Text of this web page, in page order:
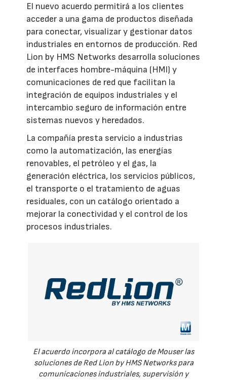
El nuevo acuerdo permitirá a los clientes
acceder a una gama de productos diseñada
para conectar, visualizar y gestionar datos
industriales en entornos de producción. Red
Lion by HMS Networks desarrolla soluciones
de interfaces hombre-máquina (HMI) y
comunicaciones de red que facilitan la
integración de equipos industriales y el
intercambio seguro de información entre
sistemas nuevos y heredados.
La compañía presta servicio a industrias
como la automatización, las energías
renovables, el petróleo y el gas, la
generación eléctrica, los servicios públicos,
el transporte o el tratamiento de aguas
residuales, con un catálogo orientado a
mejorar la conectividad y el control de los
procesos industriales.
El acuerdo incorpora al catálogo de Mouser las
soluciones de Red Lion by HMS Networks para
comunicaciones industriales, supervisión y